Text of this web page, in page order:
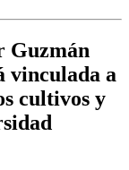
Guzmán
vinculada a
cultivos y